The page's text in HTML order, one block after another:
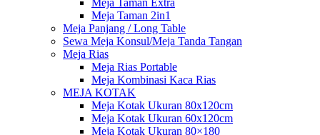
Meja Taman Extra
Meja Taman 2in1
Meja Panjang / Long Table
Sewa Meja Konsul/Meja Tanda Tangan
Meja Rias
Meja Rias Portable
Meja Kombinasi Kaca Rias
MEJA KOTAK
Meja Kotak Ukuran 80x120cm
Meja Kotak Ukuran 60x120cm
Meja Kotak Ukuran 80×180